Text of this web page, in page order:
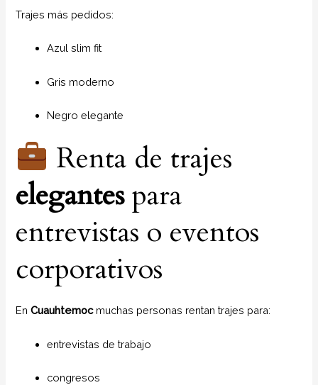
Trajes más pedidos:
Azul slim fit
Gris moderno
Negro elegante
Renta de trajes
elegantespara
entrevistas o eventos
corporativos
EnCuauhtemoc muchas personas rentan trajes para:
entrevistas de trabajo
congresos